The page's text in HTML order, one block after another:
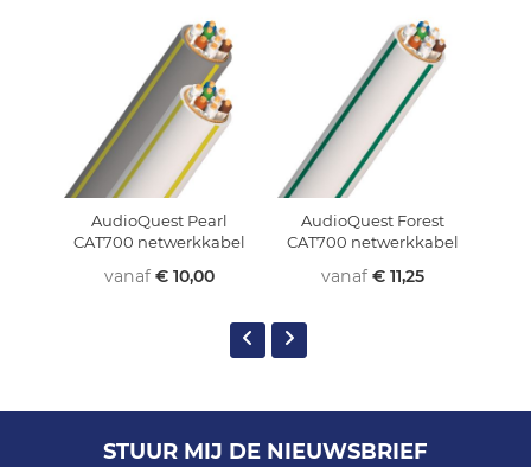
AudioQuest Pearl
CAT700 netwerkkabel
vanaf € 10,00
AudioQuest Forest
CAT700 netwerkkabel
vanaf € 11,25
STUUR MIJ DE NIEUWSBRIEF